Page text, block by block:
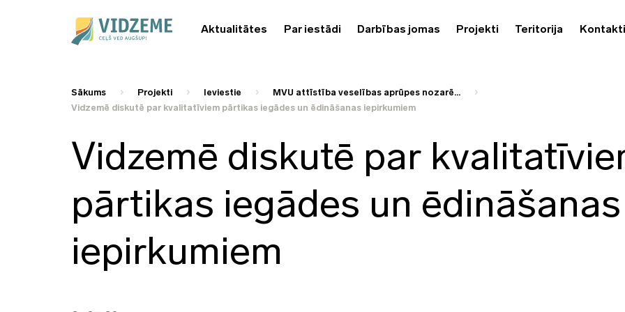
Aktualitātes Par iestādi Darbības jomas Projekti Teritorija Kontakti
Sākums Projekti Ieviestie
MVU attīstība veselības aprūpes nozarē...
Vidzemē diskutē par kvalitatīviem pārtikas iegādes un ēdināšanas iepirkumiem
Vidzemē diskutē par
pārtikas iegādes un ēdināšanas
iepirkumiem